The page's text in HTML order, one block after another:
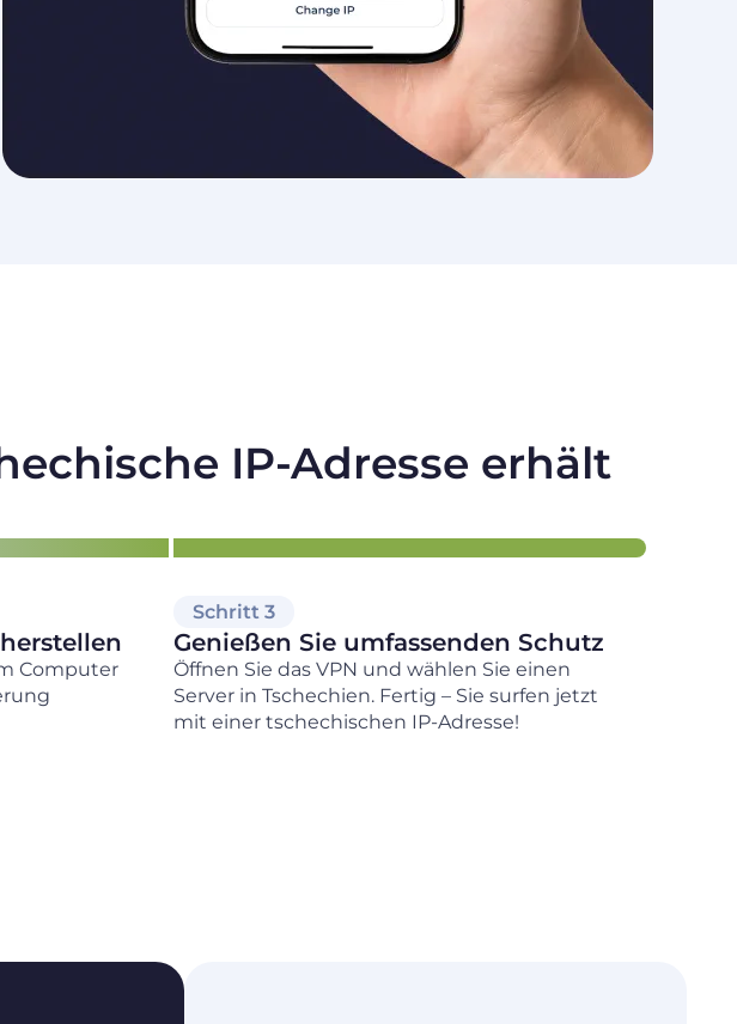
IP-Adresse erhält
Computer
Schritt 3
Genießen Sie umfassenden Schutz
Öffnen Sie das VPN und wählen Sie einen
Server in Tschechien. Fertig – Sie surfen jetzt
mit einer tschechischen IP-Adresse!